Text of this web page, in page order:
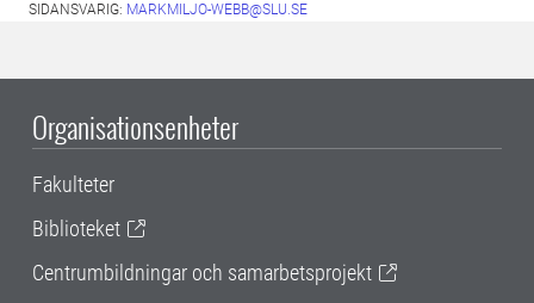
SIDANSVARIG: MARKMILJO-WEBB@SLU.SE
Organisationsenheter
Fakulteter
Biblioteket
Centrumbildningar och samarbetsprojekt